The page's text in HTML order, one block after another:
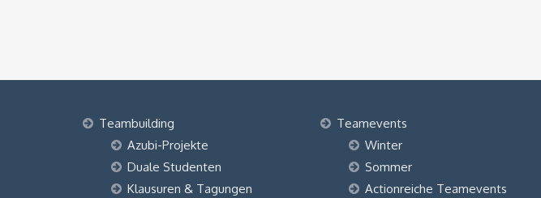
Teambuilding
Azubi-Projekte
Duale Studenten
Klausuren & Tagungen
Teamevents
Winter
Sommer
Actionreiche Teamevents